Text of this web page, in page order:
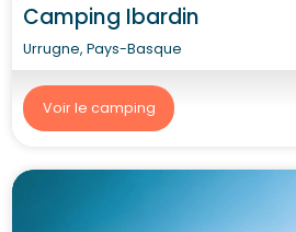
Camping Ibardin
Urrugne, Pays-Basque
Voir le camping